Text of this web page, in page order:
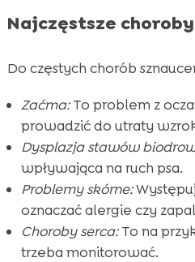
Najczęstsze choroby
Do częstych chorób
Zaćma:To problem z
prowadzić do utraty
Dysplazja stawów
wpływająca na ruch psa.
Problemy skórne:
oznaczać alergie czy
Choroby serca:To na
trzeba monitorować.